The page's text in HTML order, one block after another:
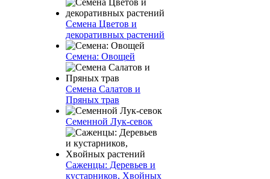
Семена Цветов и
декоративных растений
Семена: Овощей
Семена Салатов и
Пряных трав
Семенной Лук-севок
Саженцы: Деревьев и
кустарников, Хвойных